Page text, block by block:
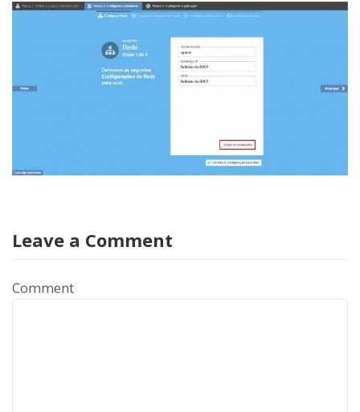
Leave a Comment
Comment